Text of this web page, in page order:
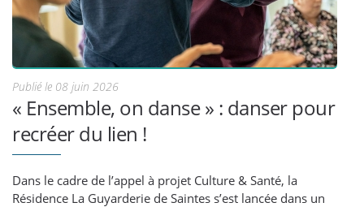
Publié le 08 juin 2026
« Ensemble, on danse » : danser pour
recréer du lien !
Dans le cadre de l’appel à projet Culture & Santé, la
Résidence La Guyarderie de Saintes s’est lancée dans un